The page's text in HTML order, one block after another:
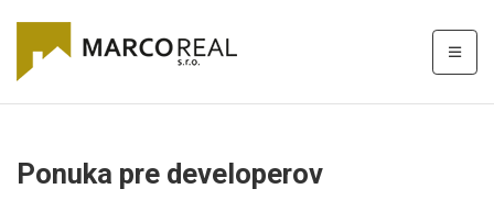
Ponuka pre developerov